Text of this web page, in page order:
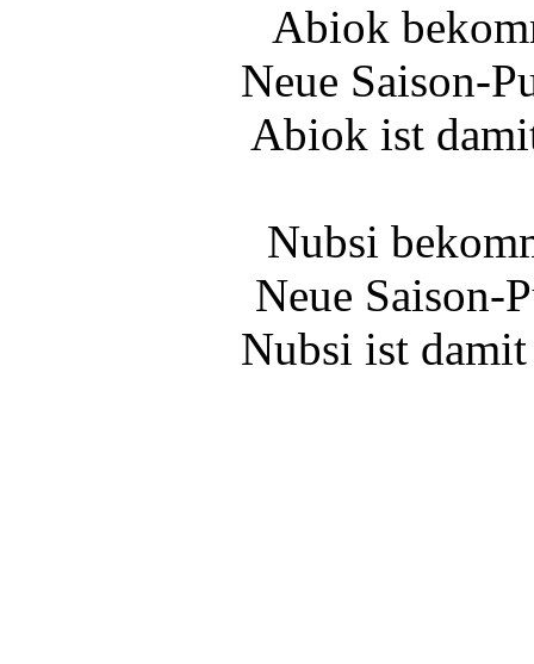
Abiok
Neue Saison-
Abiok ist
Nubsi
Neue Saison-
Nubsi ist